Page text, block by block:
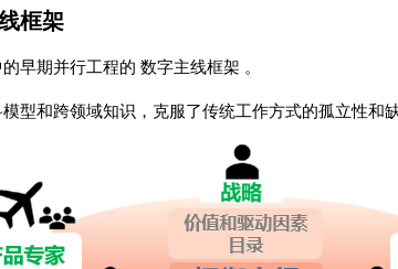
框架
早期并行工程的 数字主线框架 。
型和跨领域知识，克服了传统工作方式的孤立性和